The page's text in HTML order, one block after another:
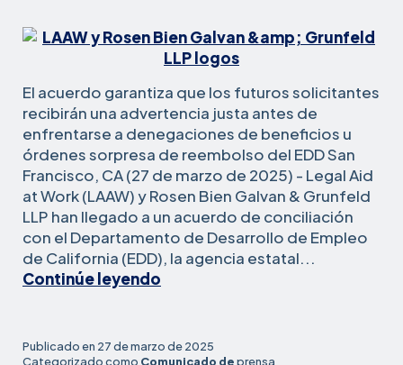
El acuerdo garantiza que los futuros solicitantes
recibirán una advertencia justa antes de
enfrentarse a denegaciones de beneficios u
órdenes sorpresa de reembolso del EDD San
Francisco, CA (27 de marzo de 2025) - Legal Aid
at Work (LAAW) y Rosen Bien Galvan & Grunfeld
LLP han llegado a un acuerdo de conciliación
con el Departamento de Desarrollo de Empleo
de California (EDD), la agencia estatal...
Continúe leyendo
mejorar
el
Publicado en 27 de marzo de 2025
Categorizado como Comunicado deprensa